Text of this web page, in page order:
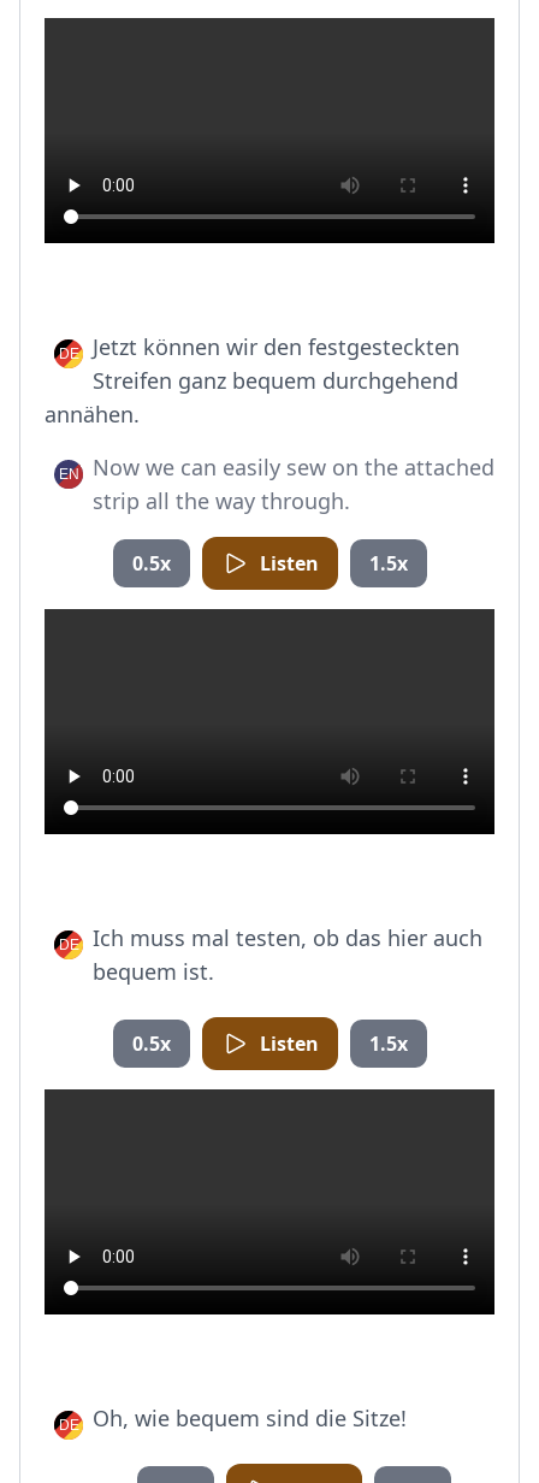
Jetzt können wir den festgesteckten
Streifen ganz bequem durchgehend
annähen.
Now we can easily sew on the attached
strip all the way through.
0.5x Listen 1.5x
Ich muss mal testen, ob das hier auch
bequem ist.
0.5x Listen 1.5x
Oh, wie bequem sind die Sitze!